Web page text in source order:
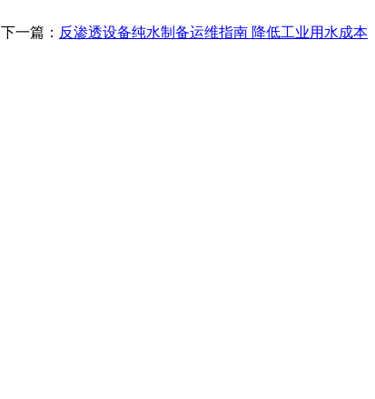
下一篇： 反渗透设备纯水制备运维指南 降低工业用水成本